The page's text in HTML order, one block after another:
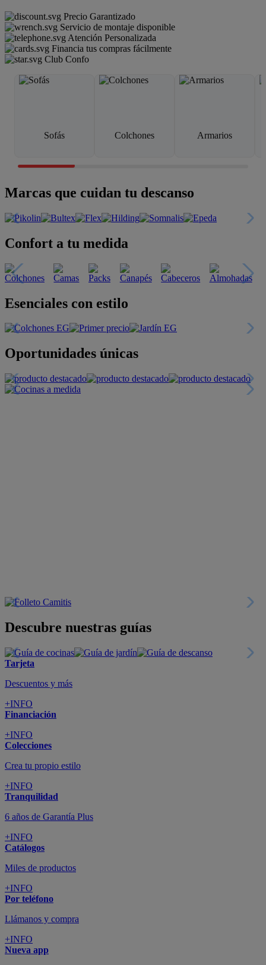
Precio Garantizado
Servicio de montaje disponible
Atención Personalizada
Financia tus compras fácilmente
Club Confo
Sofás Colchones Armarios
Marcas que cuidan tu descanso
Confort a tu medida
Esenciales con estilo
Oportunidades únicas
Descubre nuestras guías
Tarjeta
Descuentos y más
+INFO
Financiación
+INFO
Colecciones
Crea tu propio estilo
+INFO
Tranquilidad
6 años de Garantía Plus
+INFO
Catálogos
Miles de productos
+INFO
Por teléfono
Llámanos y compra
+INFO
Nueva app